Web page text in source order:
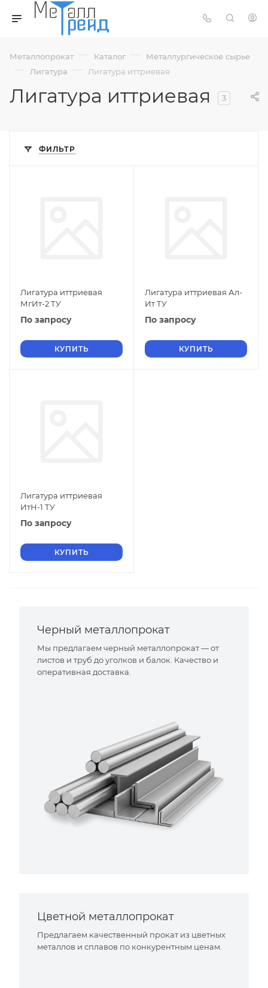
Металлопрокат — Каталог — Металлургическое сырье
— Лигатура — Лигатура иттриевая
Лигатура иттриевая 3
ФИЛЬТР
Лигатура иттриевая
МгИт-2 ТУ
По запросу
КУПИТЬ
Лигатура иттриевая Ал-
Ит ТУ
По запросу
КУПИТЬ
Лигатура иттриевая
ИтН-1 ТУ
По запросу
КУПИТЬ
Черный металлопрокат
Мы предлагаем черный металлопрокат — от
листов и труб до уголков и балок. Качество и
оперативная доставка.
Цветной металлопрокат
Предлагаем качественный прокат из цветных
металлов и сплавов по конкурентным ценам.